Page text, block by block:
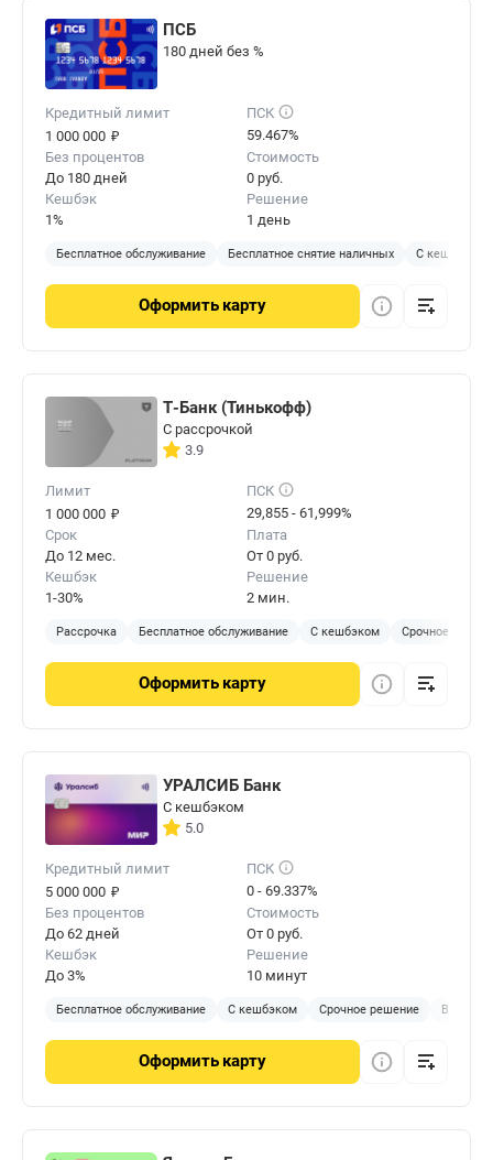
ПСБ
180 дней без %
Кредитный лимит
1 000 000 ₽
ПСК
59.467%
Без процентов
До 180 дней
Стоимость
0 руб.
Кешбэк
1%
Решение
1 день
Бесплатное обслуживание Бесплатное снятие наличных С кешбэком
Оформить карту
Т-Банк (Тинькофф)
С рассрочкой
3.9
Лимит
1 000 000 ₽
ПСК
29,855 - 61,999%
Срок
До 12 мес.
Плата
От 0 руб.
Кешбэк
1-30%
Решение
2 мин.
Рассрочка Бесплатное обслуживание С кешбэком Срочное
Оформить карту
УРАЛСИБ Банк
С кешбэком
5.0
Кредитный лимит
5 000 000 ₽
ПСК
0 - 69.337%
Без процентов
До 62 дней
Стоимость
От 0 руб.
Кешбэк
До 3%
Решение
10 минут
Бесплатное обслуживание С кешбэком Срочное решение В
Оформить карту